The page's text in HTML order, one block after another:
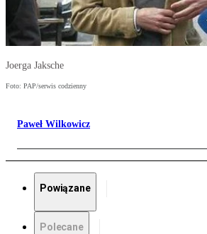
Joerga Jaksche
Foto: PAP/serwis codzienny
Paweł Wilkowicz
Powiązane
Polecane